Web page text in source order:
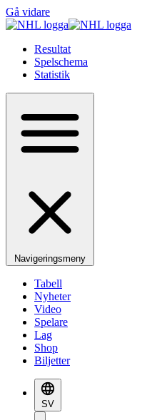
Gå vidare
Resultat
Spelschema
Statistik
Navigeringsmeny
Tabell
Nyheter
Video
Spelare
Lag
Shop
Biljetter
SV